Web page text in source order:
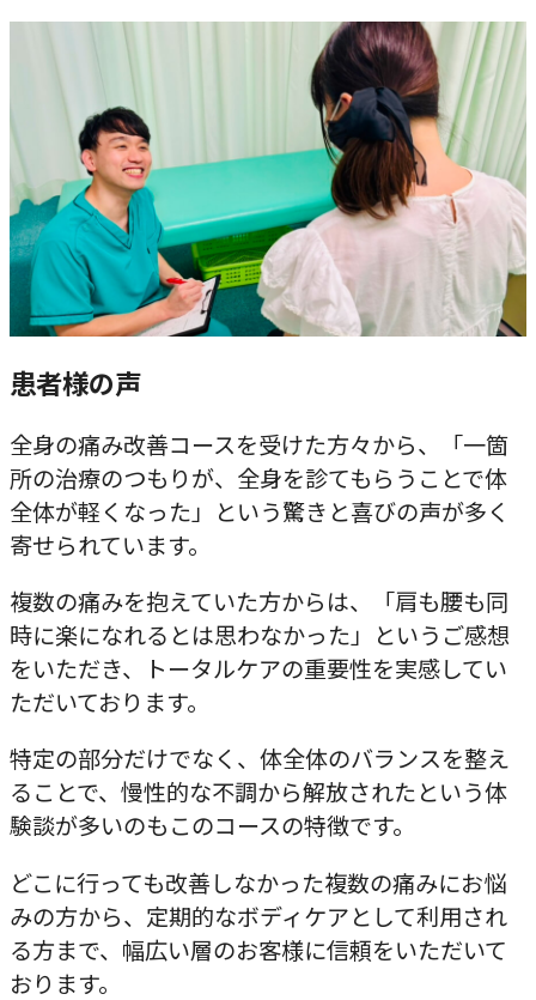
患者様の声
全身の痛み改善コースを受けた方々から、「一箇
所の治療のつもりが、全身を診てもらうことで体
全体が軽くなった」という驚きと喜びの声が多く
寄せられています。
複数の痛みを抱えていた方からは、「肩も腰も同
時に楽になれるとは思わなかった」というご感想
をいただき、トータルケアの重要性を実感してい
ただいております。
特定の部分だけでなく、体全体のバランスを整え
ることで、慢性的な不調から解放されたという体
験談が多いのもこのコースの特徴です。
どこに行っても改善しなかった複数の痛みにお悩
みの方から、定期的なボディケアとして利用され
る方まで、幅広い層のお客様に信頼をいただいて
おります。